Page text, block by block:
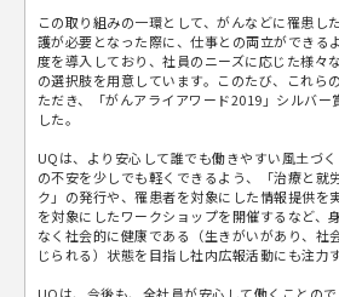
この取り組みの一環として、がんなどに罹患し
護が必要となった際に、仕事との両立ができる
度を導入しており、社員のニーズに応じた様々
の選択肢を用意しています。このたび、これら
ただき、「がんアライアワード2019」シルバー
した。
UQは、より安心して誰でも働きやすい風土づ
の不安を少しでも軽くできるよう、「治療と就
ク」の発行や、罹患者を対象にした情報提供を
を対象にしたワークショップを開催するなど、
なく社会的に健康である（生きがいがあり、社
じられる）状態を目指し社内広報活動にも注力